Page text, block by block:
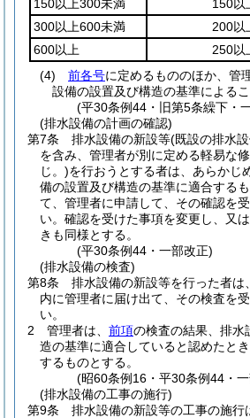
150以上300未満
150以
300以上600未満
200以
600以上
250以
(4)
前各号に定めるもののほか、管
設備の設置及び構造の基準によるこ
(平30条例44・旧第5条繰下・
(排水設備の計画の確認)
第7条
排水設備の新設等(既設の排水
を含み、管理者が別に定める軽易な
じ。)を行おうとする者は、あらかじ
備の設置及び構造の基準に適合する
て、管理者に申請して、その確認を
い。 確認を受けた事項を変更し、又
きも同様とする。
(平30条例44・一部改正)
(排水設備の検査)
第8条
排水設備の新設等を行った者は
内に管理者に届け出て、その検査を
い。
2
管理者は、 前項の検査の結果、排水
造の基準に適合していると認めたと
するものとする。
(昭60条例16・平30条例44・
(排水設備の工事の施行)
第9条
排水設備の新設等の工事の施行